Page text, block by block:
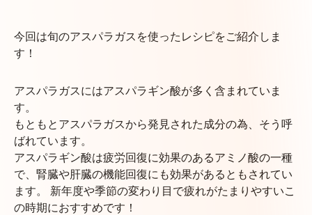
今回は旬のアスパラガスを使ったレシピをご紹介しま
す！
アスパラガスにはアスパラギン酸が多く含まれていま
す。
もともとアスパラガスから発見された成分の為、そう呼
ばれています。
アスパラギン酸は疲労回復に効果のあるアミノ酸の一種
で、腎臓や肝臓の機能回復にも効果があるともされてい
ます。 新年度や季節の変わり目で疲れがたまりやすいこ
の時期におすすめです！